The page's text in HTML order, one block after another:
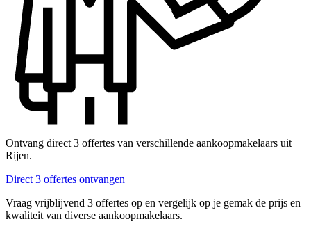
Ontvang direct 3 offertes van verschillende aankoopmakelaars uit
Rijen.
Direct 3 offertes ontvangen
Vraag vrijblijvend 3 offertes op en vergelijk op je gemak de prijs en
kwaliteit van diverse aankoopmakelaars.